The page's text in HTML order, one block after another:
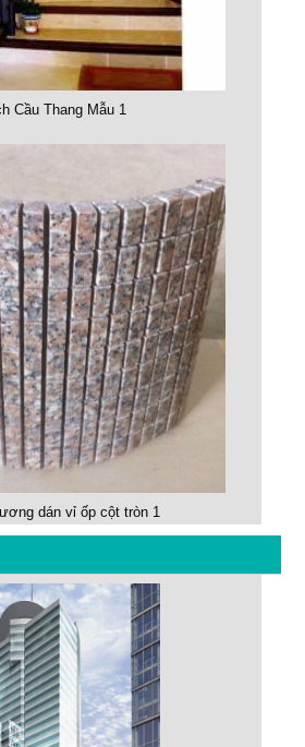
Cầu Thang Mẫu 1
dán vỉ ốp cột tròn 1